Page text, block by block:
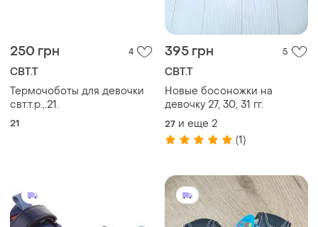
250 грн 4
СВТ.Т
Термочоботы для девочки
свт.т.р.,.21.
21
395 грн 5
СВТ.Т
Новые босоножки на
девочку 27, 30, 31 гг.
27 и еще 2
(1)